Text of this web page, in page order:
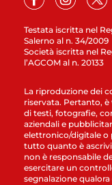
Testata iscritta nel
Salerno al n. 34/2009
Società iscritta nel
l’AGCOM al n. 20133
La riproduzione dei
riservata. Pertanto, è
di testi, fotografie,
aziendali e
elettronico/digitale o
tutto quanto è
non è responsabile
esercitare un
segnalazione